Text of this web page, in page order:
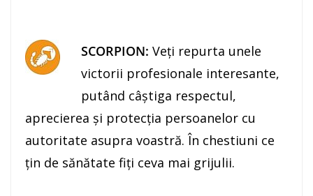
SCORPION: Veţi repurta unele
victorii profesionale interesante,
putând câştiga respectul,
aprecierea şi protecţia persoanelor cu
autoritate asupra voastră. În chestiuni ce
ţin de sănătate fiţi ceva mai grijulii.